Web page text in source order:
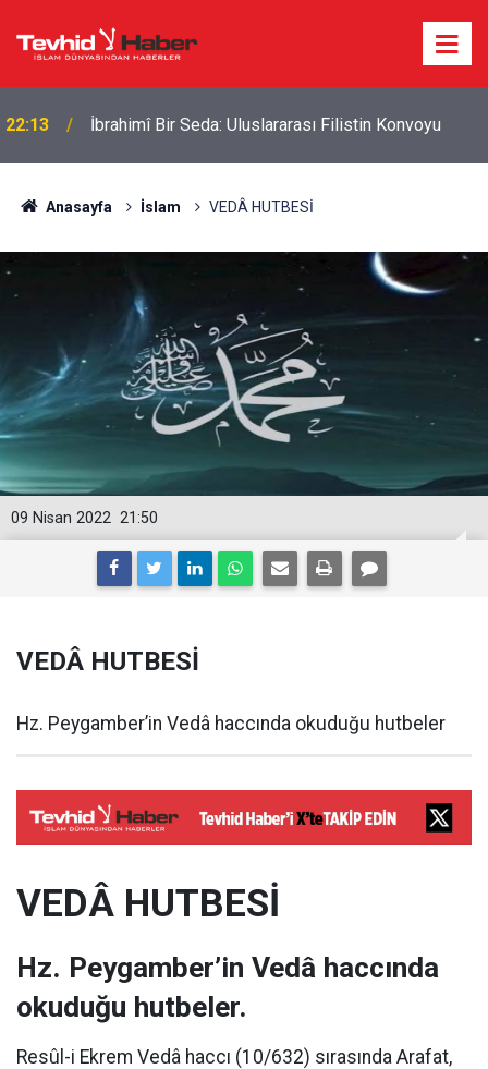
22:13 İbrahimî Bir Seda: Uluslararası Filistin Konvoyu
Anasayfa İslam VEDÂ HUTBESİ
21:50
09 Nisan 2022
VEDÂ HUTBESİ
Hz. Peygamber’in Vedâ haccında okuduğu hutbeler
VEDÂ HUTBESİ
Hz. Peygamber’in Vedâ haccında
okuduğu hutbeler.
Resûl-i Ekrem Vedâ haccı (10/632) sırasında Arafat,